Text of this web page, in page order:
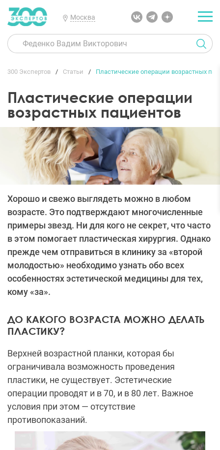
Москва
300 Экспертов Статьи Пластические операции возрастных
Пластические операции
возрастных пациентов
Хорошо и свежо выглядеть можно в любом
возрасте. Это подтверждают многочисленные
примеры звезд. Ни для кого не секрет, что часто
в этом помогает пластическая хирургия. Однако
прежде чем отправиться в клинику за «второй
молодостью» необходимо узнать обо всех
особенностях эстетической медицины для тех,
кому «за».
ДО КАКОГО ВОЗРАСТА МОЖНО ДЕЛАТЬ
ПЛАСТИКУ?
Верхней возрастной планки, которая бы
ограничивала возможность проведения
пластики, не существует. Эстетические
операции проводят и в 70, и в 80 лет. Важное
условия при этом — отсутствие
противопоказаний.